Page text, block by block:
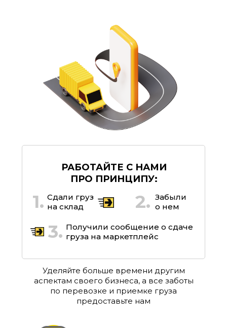
РАБОТАЙТЕ С НАМИ
ПРО ПРИНЦИПУ:
Сдали груз
на склад
Уделяйте больше времени другим
аспектам своего бизнеса, а все заботы
по перевозке и приемке груза
предоставьте нам
Забыли
о нем
Получили сообщение о сдаче
груза на маркетплейс
1.
2.
3.